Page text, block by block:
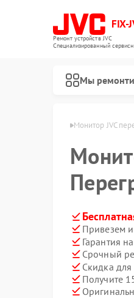
FIX-
Ремонт устройств JVC
Специализированный
Мы
Монитор JVC
Привезем и
Гарантия
Срочный
Скидка для
Получите